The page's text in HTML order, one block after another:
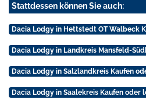
Stattdessen können Sie auch:
Dacia Lodgy in Hettstedt OT Walbeck
Dacia Lodgy in Landkreis Mansfeld-
Dacia Lodgy in Salzlandkreis Kaufen
Dacia Lodgy in Saalekreis Kaufen oder